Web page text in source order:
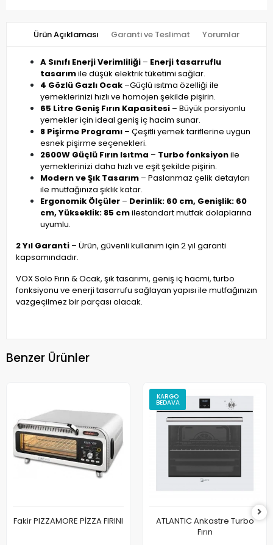
Ürün Açıklaması Garanti ve Teslimat Yorumlar
A Sınıfı Enerji Verimliliği – Enerji tasarruflu
tasarımile düşük elektrik tüketimi sağlar.
4 Gözlü Gazlı Ocak –Güçlü ısıtma özelliği ile
yemeklerinizi hızlı ve homojen şekilde pişirin.
65 Litre Geniş Fırın Kapasitesi – Büyük porsiyonlu
yemekler için ideal geniş iç hacim sunar.
8 Pişirme Programı – Çeşitli yemek tariflerine uygun
esnek pişirme seçenekleri.
2600W Güçlü Fırın Isıtma – Turbo fonksiyonile
yemeklerinizi daha hızlı ve eşit şekilde pişirin.
Modern ve Şık Tasarım – Paslanmaz çelik detayları
ile mutfağınıza şıklık katar.
Ergonomik Ölçüler – Derinlik: 60 cm, Genişlik: 60
cm, Yükseklik: 85 cmilestandart mutfak dolaplarına
uyumlu.
2 Yıl Garanti – Ürün, güvenli kullanım için 2 yıl garanti
kapsamındadır.
VOX Solo Fırın & Ocak, şık tasarımı, geniş iç hacmi, turbo
fonksiyonu ve enerji tasarrufu sağlayan yapısı ile mutfağınızın
vazgeçilmez bir parçası olacak.
Benzer Ürünler
Fakir PIZZAMORE PİZZA FIRINI
KARGO
BEDAVA
ATLANTIC Ankastre Turbo
Fırın